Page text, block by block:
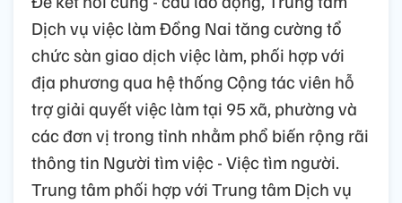
Dịch vụ việc làm Đồng Nai tăng cường tổ
chức sàn giao dịch việc làm, phối hợp với
địa phương qua hệ thống Cộng tác viên hỗ
trợ giải quyết việc làm tại 95 xã, phường và
các đơn vị trong tỉnh nhằm phổ biến rộng rãi
thông tin Người tìm việc - Việc tìm người.
Trung tâm phối hợp với Trung tâm Dịch vụ